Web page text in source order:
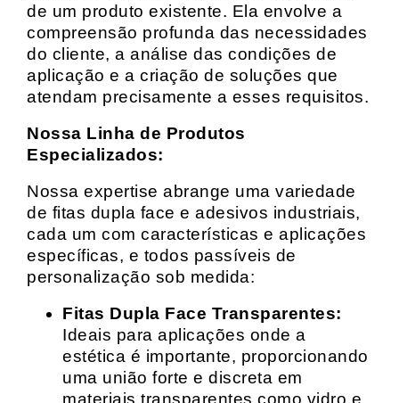
de um produto existente. Ela envolve a
compreensão profunda das necessidades
do cliente, a análise das condições de
aplicação e a criação de soluções que
atendam precisamente a esses requisitos.
Nossa Linha de Produtos
Especializados:
Nossa expertise abrange uma variedade
de fitas dupla face e adesivos industriais,
cada um com características e aplicações
específicas, e todos passíveis de
personalização sob medida:
Fitas Dupla Face Transparentes:
Ideais para aplicações onde a
estética é importante, proporcionando
uma união forte e discreta em
materiais transparentes como vidro e